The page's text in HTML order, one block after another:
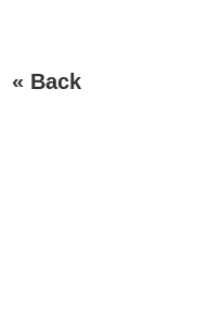
« Back